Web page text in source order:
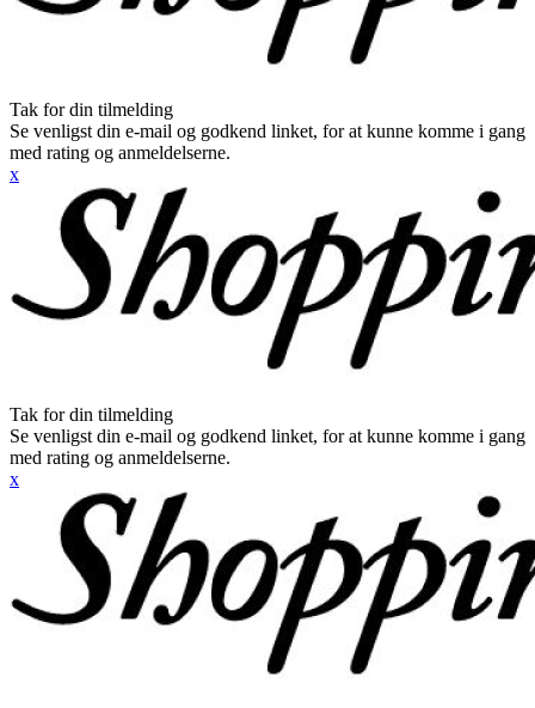
Tak for din tilmelding
Se venligst din e-mail og godkend linket, for at kunne komme i gang
med rating og anmeldelserne.
x
Tak for din tilmelding
Se venligst din e-mail og godkend linket, for at kunne komme i gang
med rating og anmeldelserne.
x